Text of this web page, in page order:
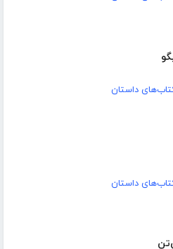
داستان
داستان